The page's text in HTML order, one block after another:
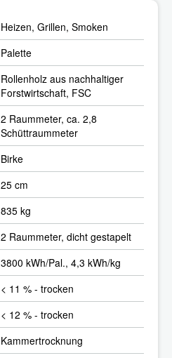
Heizen, Grillen, Smoken
Palette
Rollenholz aus nachhaltiger
Forstwirtschaft, FSC
2 Raummeter, ca. 2,8
Schüttraummeter
Birke
25 cm
835 kg
2 Raummeter, dicht gestapelt
3800 kWh/Pal., 4,3 kWh/kg
< 11 % - trocken
< 12 % - trocken
Kammertrocknung